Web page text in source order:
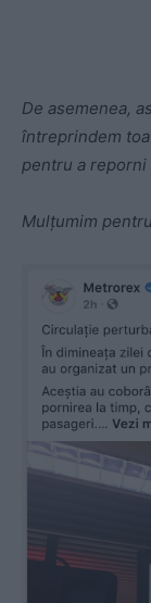
De asemenea,
întreprindem
pentru a
Mulțumim